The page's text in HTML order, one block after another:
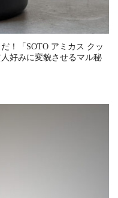
！「SOTO アミカス クッ
好みに変貌させるマル秘